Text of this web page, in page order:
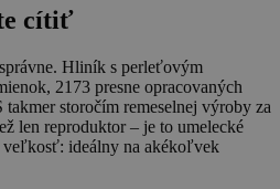
cítiť
Hliník s perleťovým
2173 presne opracovaných
storočím remeselnej výroby za
len reproduktor – je to umelecké
veľkosť: ideálny na akékoľvek